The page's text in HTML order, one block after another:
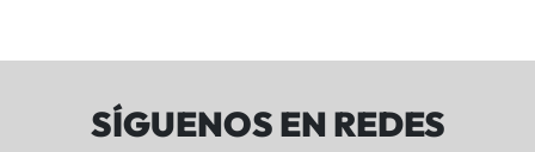
SÍGUENOS EN REDES